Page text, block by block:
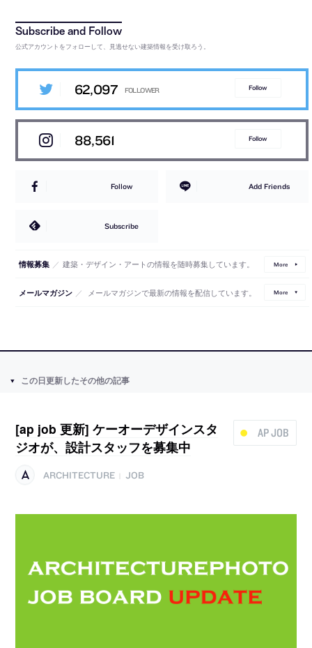
公式アカウントをフォローして、見逃せない建築情報を受け取ろう。
62,097 Follow
88,561 Follow
Follow Add Friends
Subscribe
情報募集 ／ 建築・デザイン・アートの情報を随時募集しています。 More
メールマガジン ／ メールマガジンで最新の情報を配信しています。 More
この日更新したその他の記事
AP JOB
[ap job 更新] ケーオーデザインスタ
ジオが、設計スタッフを募集中
ARCHITECTURE JOB